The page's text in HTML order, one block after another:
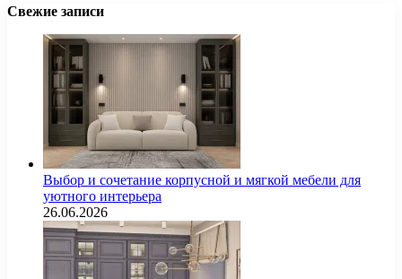
Свежие записи
Выбор и сочетание корпусной и мягкой мебели для
уютного интерьера
26.06.2026